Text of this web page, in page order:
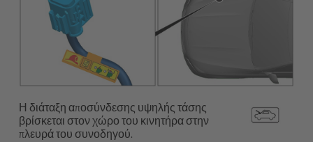
Η διάταξη αποσύνδεσης υψηλής τάσης
βρίσκεται στον χώρο του κινητήρα στην
πλευρά του συνοδηγού.